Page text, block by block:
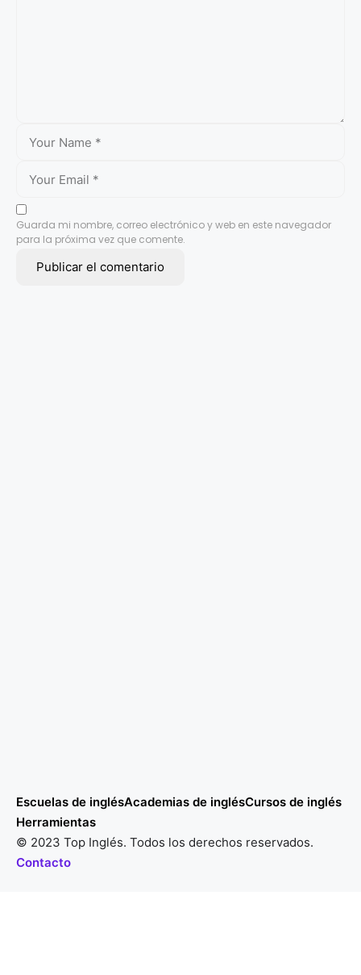
Guarda mi nombre, correo electrónico y web en este navegador
para la próxima vez que comente.
Escuelas de inglésAcademias de inglésCursos de inglés
Herramientas
© 2023 Top Inglés. Todos los derechos reservados.
Contacto